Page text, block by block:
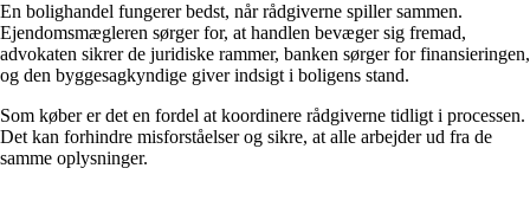
En bolighandel fungerer bedst, når rådgiverne spiller sammen.
Ejendomsmægleren sørger for, at handlen bevæger sig fremad,
advokaten sikrer de juridiske rammer, banken sørger for finansieringen,
og den byggesagkyndige giver indsigt i boligens stand.
Som køber er det en fordel at koordinere rådgiverne tidligt i processen.
Det kan forhindre misforståelser og sikre, at alle arbejder ud fra de
samme oplysninger.